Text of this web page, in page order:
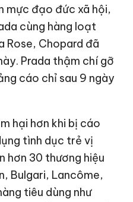
mực đạo đức xã hội,
cùng hàng loạt
Rose, Chopard đã
. Prada thậm chí gỡ
cáo chỉ sau 9 ngày
hại hơn khi bị cáo
tình dục trẻ vị
hơn 30 thương hiệu
Bulgari, Lancôme,
tiêu dùng như